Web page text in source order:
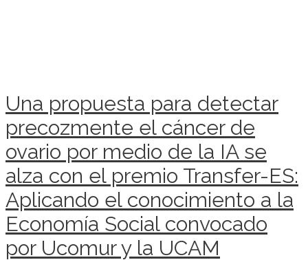
Una propuesta para detectar
precozmente el cáncer de
ovario por medio de la IA se
alza con el premio Transfer-ES:
Aplicando el conocimiento a la
Economía Social convocado
por Ucomur y la UCAM